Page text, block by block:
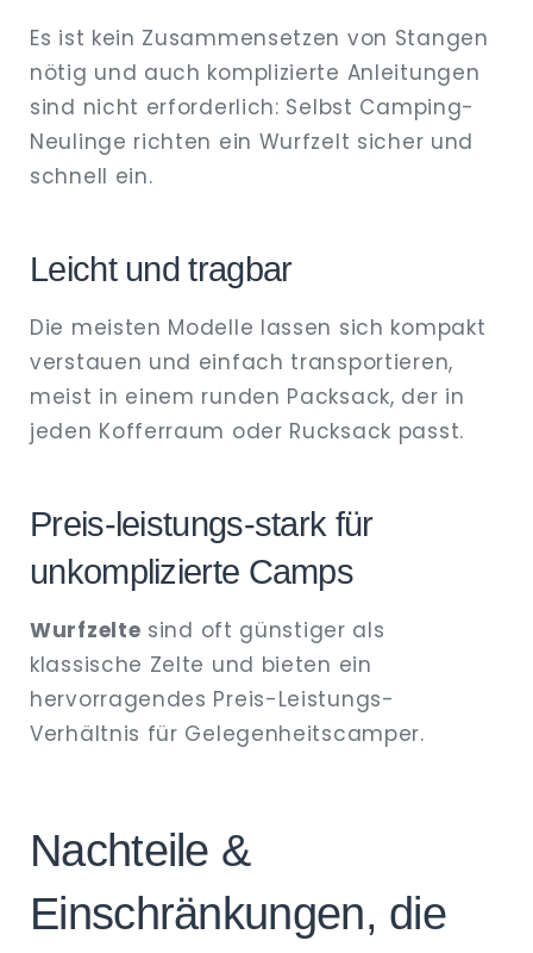
Es ist kein Zusammensetzen von Stangen
nötig und auch komplizierte Anleitungen
sind nicht erforderlich: Selbst Camping-
Neulinge richten ein Wurfzelt sicher und
schnell ein.
Leicht und tragbar
Die meisten Modelle lassen sich kompakt
verstauen und einfach transportieren,
meist in einem runden Packsack, der in
jeden Kofferraum oder Rucksack passt.
Preis‑leistungs‑stark für
unkomplizierte Camps
Wurfzelte sind oft günstiger als
klassische Zelte und bieten ein
hervorragendes Preis-Leistungs-
Verhältnis für Gelegenheitscamper.
Nachteile &
Einschränkungen, die